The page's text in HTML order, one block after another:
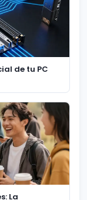
de tu PC
La